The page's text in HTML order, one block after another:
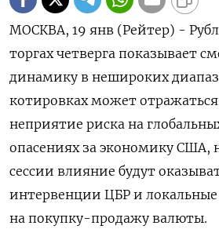
МОСКВА, 19 янв (Рейтер) -
торгах четверга показывает
динамику в нешироких
котировках может
неприятие риска на
опасениях за экономику США,
сессии влияние будут
интервенции ЦБР и
на покупку-продажу валюты.